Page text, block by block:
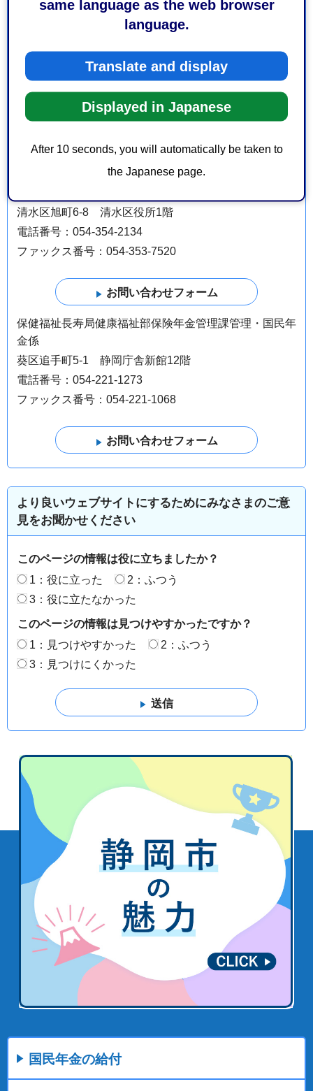
same language as the web browser
language.
Translate and display
Displayed in Japanese
After 10 seconds, you will automatically be taken to
the Japanese page.
駿河区役所保険年金課国民年金係
駿河区南八幡町10-40 駿河区役所2階
電話番号：054-287-8624
ファックス番号：054-287-8705
清水区旭町6-8 清水区役所1階
電話番号：054-354-2134
ファックス番号：054-353-7520
保健福祉長寿局健康福祉部保険年金管理課管理・国民年
金係
葵区追手町5-1 静岡庁舎新館12階
電話番号：054-221-1273
ファックス番号：054-221-1068
より良いウェブサイトにするためにみなさまのご意
見をお聞かせください
このページの情報は役に立ちましたか？
1：役に立った
2：ふつう
3：役に立たなかった
このページの情報は見つけやすかったですか？
1：見つけやすかった
2：ふつう
3：見つけにくかった
国民年金の給付